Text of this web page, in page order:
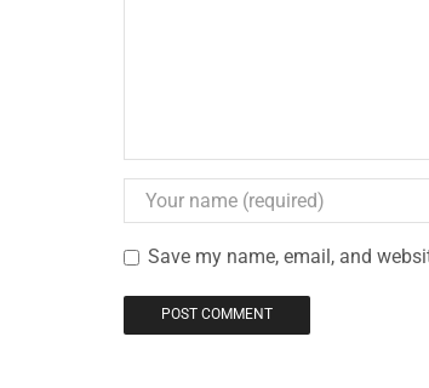
Save my name, email, and